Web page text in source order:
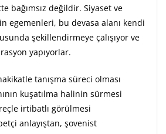
bağımsız değildir. Siyaset ve
egemenleri, bu devasa alanı kendi
şekillendirmeye çalışıyor ve
yapıyorlar.
tanışma süreci olması
kuşatılma halinin sürmesi
irtibatlı görülmesi
anlayıştan, şovenist